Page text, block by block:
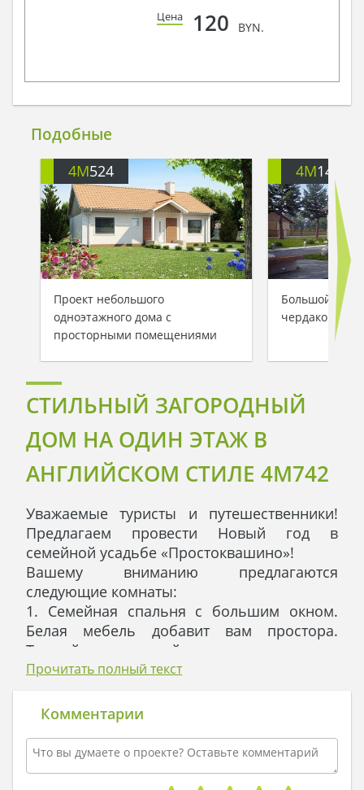
Цена 120 BYN.
Подобные
4M524
Проект небольшого
одноэтажного дома с
просторными помещениями
4M146
Большой
чердаком
СТИЛЬНЫЙ ЗАГОРОДНЫЙ
ДОМ НА ОДИН ЭТАЖ В
АНГЛИЙСКОМ СТИЛЕ 4M742
Уважаемые туристы и путешественники!
Предлагаем провести Новый год в
семейной усадьбе «Простоквашино»!
Вашему вниманию предлагаются
следующие комнаты:
1. Семейная спальня с большим окном.
Белая мебель добавит вам простора.
Теплый деревянный пол согреет ваши
босые ножки.
интерактивными картинами на стенах и
большим окном, выходящим в сад.
3. Угловая спальня Ноктюрн с большой
библиотекой и оригинальным
Прочитать полный текст
Комментарии